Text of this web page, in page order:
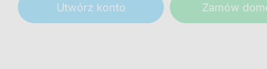
Utwórz konto Zamów